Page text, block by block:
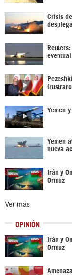
Crisis
eventual
Yemen
Yemen
nueva
Irán y
Ormuz
Ver más
OPINIÓN
Irán y
Ormuz